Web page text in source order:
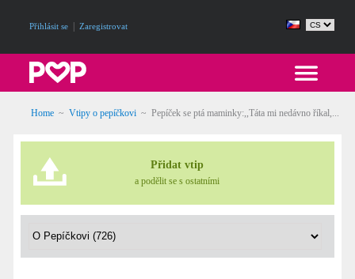
Přihlásit se Zaregistrovat
Home ~ Vtipy o pepíčkovi ~ Pepíček se ptá maminky:,,Táta mi nedávno říkal,...
Přidat vtip
a podělit se s ostatními